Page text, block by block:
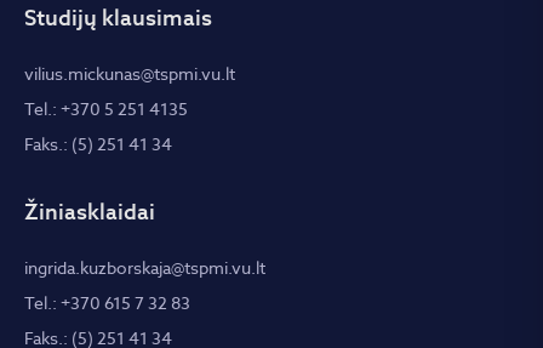
Studijų klausimais
vilius.mickunas@tspmi.vu.lt
Tel.: +370 5 251 4135
Faks.: (5) 251 41 34
Žiniasklaidai
ingrida.kuzborskaja@tspmi.vu.lt
Tel.: +370 615 7 32 83
Faks.: (5) 251 41 34